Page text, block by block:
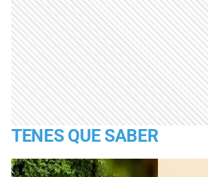
TENES QUE SABER